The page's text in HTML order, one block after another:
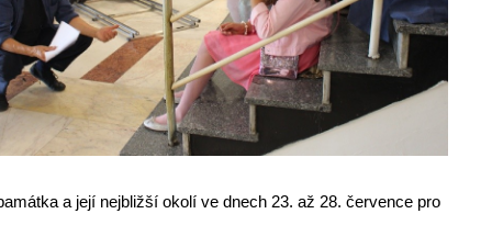
a její nejbližší okolí ve dnech 23. až 28. července pro